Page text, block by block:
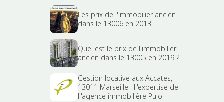
Les prix de l'immobilier ancien
dans le 13006 en 2013
Quel est le prix de l'immobilier
ancien dans le 13005 en 2019 ?
Gestion locative aux Accates,
13011 Marseille : l''expertise de
l''agence immobilière Pujol